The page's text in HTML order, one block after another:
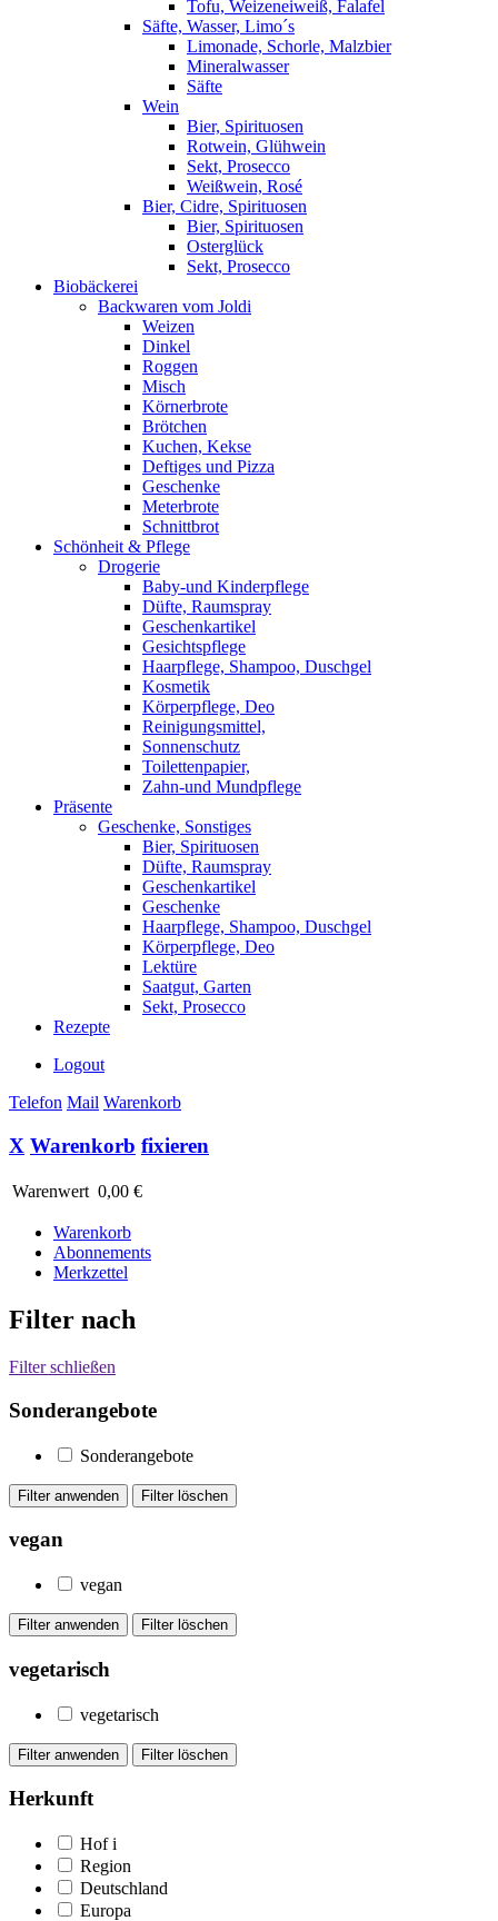
Tofu, Weizeneiweiß, Falafel
Säfte, Wasser, Limo´s
Limonade, Schorle, Malzbier
Mineralwasser
Säfte
Wein
Bier, Spirituosen
Rotwein, Glühwein
Sekt, Prosecco
Weißwein, Rosé
Bier, Cidre, Spirituosen
Bier, Spirituosen
Osterglück
Sekt, Prosecco
Biobäckerei
Backwaren vom Joldi
Weizen
Dinkel
Roggen
Misch
Körnerbrote
Brötchen
Kuchen, Kekse
Deftiges und Pizza
Geschenke
Meterbrote
Schnittbrot
Schönheit & Pflege
Drogerie
Baby-und Kinderpflege
Düfte, Raumspray
Geschenkartikel
Gesichtspflege
Haarpflege, Shampoo, Duschgel
Kosmetik
Körperpflege, Deo
Reinigungsmittel,
Sonnenschutz
Toilettenpapier,
Zahn-und Mundpflege
Präsente
Geschenke, Sonstiges
Bier, Spirituosen
Düfte, Raumspray
Geschenkartikel
Geschenke
Haarpflege, Shampoo, Duschgel
Körperpflege, Deo
Lektüre
Saatgut, Garten
Sekt, Prosecco
Rezepte
Logout
Telefon Mail Warenkorb
X Warenkorb fixieren
Warenwert 0,00 €
Warenkorb
Abonnements
Merkzettel
Filter nach
Filter schließen
Sonderangebote
Sonderangebote
vegan
vegan
vegetarisch
vegetarisch
Herkunft
Hof i
Region
Deutschland
Europa